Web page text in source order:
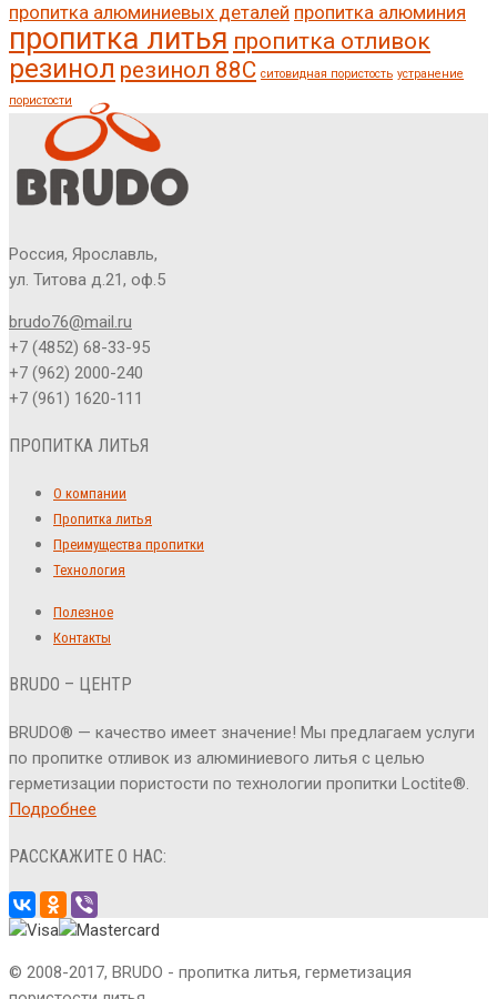
пропитка алюминиевых деталей пропитка алюминия
пропитка литья пропитка отливок
резинол резинол 88С ситовидная пористость устранение
пористости
Россия, Ярославль,
ул. Титова д.21, оф.5
brudo76@mail.ru
+7 (4852) 68-33-95
+7 (962) 2000-240
+7 (961) 1620-111
ПРОПИТКА ЛИТЬЯ
О компании
Пропитка литья
Преимущества пропитки
Технология
Полезное
Контакты
BRUDO – ЦЕНТР
BRUDO® — качество имеет значение! Мы предлагаем услуги
по пропитке отливок из алюминиевого литья с целью
герметизации пористости по технологии пропитки Loctite®.
Подробнее
РАССКАЖИТЕ О НАС:
© 2008-2017, BRUDO - пропитка литья, герметизация